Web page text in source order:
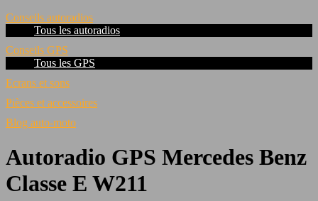
Conseils autoradios
Tous les autoradios
Conseils GPS
Tous les GPS
Ecrans et sons
Pièces et accessoires
Blog auto-moto
Autoradio GPS Mercedes Benz
Classe E W211